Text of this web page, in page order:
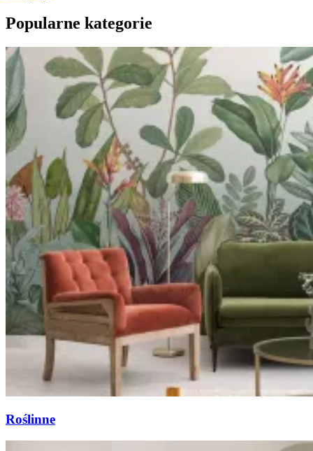
Popularne kategorie
Roślinne